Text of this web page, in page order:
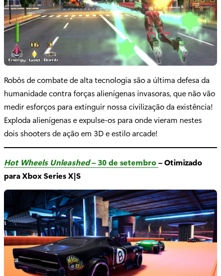
Robôs de combate de alta tecnologia são a última defesa da
humanidade contra forças alienígenas invasoras, que não vão
medir esforços para extinguir nossa civilização da existência!
Exploda alienígenas e expulse-os para onde vieram nestes
dois shooters de ação em 3D e estilo arcade!
Hot Wheels Unleashed– 30 de setembro– Otimizado
para Xbox Series X|S